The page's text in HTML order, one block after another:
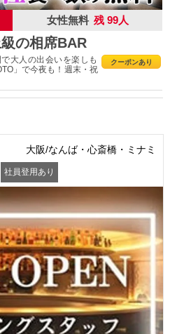
女性無料 残 99人
の相席BAR
クーポンあり
大人の出会いを楽しも
」で今夜も！週末・祝
大阪/なんば・心斎橋・ミナミ
社員登用あり